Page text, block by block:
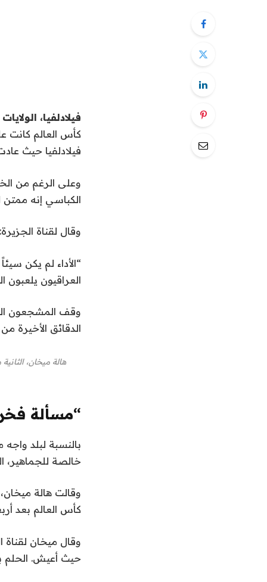
فيلادلفيا،
فيلادلفيا حيث
الكباسي إنه
وقال لقناة
“الأداء لم يكن
العراقيون يلعبون
وقف المشجعون
الدقائق الأخيرة
“مسألة
بالنسبة لبلد
خالصة للجماهير،
وقالت هالة
كأس العالم بعد
وقال ميخان
حيث أعيش. الحلم